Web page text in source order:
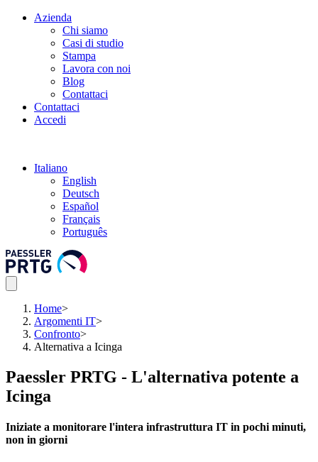
Azienda
Chi siamo
Casi di studio
Stampa
Lavora con noi
Blog
Contattaci
Contattaci
Accedi
Italiano
English
Deutsch
Español
Français
Português
Home>
Argomenti IT>
Confronto>
Alternativa a Icinga
Paessler PRTG - L'alternativa potente a
Icinga
Iniziate a monitorare l'intera infrastruttura IT in pochi minuti,
non in giorni